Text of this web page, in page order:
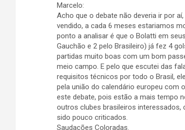
Marcelo:
Acho que o debate não deveria ir por
vendido, a cada 6 meses estariamos
ponto a analisar é que o Bolatti em
Gauchão e 2 pelo Brasileiro) já fez 4
partidas muito boas com um bom
meio campo. E pelo que escutei das
requisitos técnicos por todo o Brasil,
pela união do calendário europeu com
este debate, pois estão a mais tempo
outros clubes brasileiros interessados,
sido pouco criticados.
Saudações Coloradas.